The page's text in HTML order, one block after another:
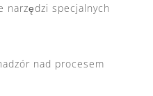
narzędzi specjalnych
nad procesem